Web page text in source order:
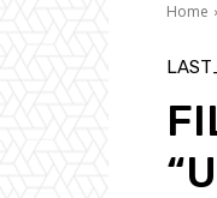
Home